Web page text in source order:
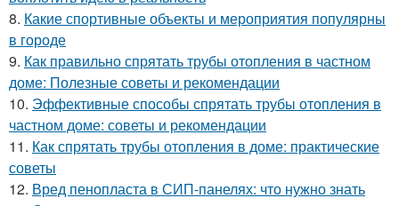
8. Какие спортивные объекты и мероприятия популярны
в городе
9. Как правильно спрятать трубы отопления в частном
доме: Полезные советы и рекомендации
10. Эффективные способы спрятать трубы отопления в
частном доме: советы и рекомендации
11. Как спрятать трубы отопления в доме: практические
советы
12. Вред пенопласта в СИП-панелях: что нужно знать